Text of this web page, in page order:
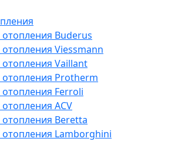
Buderus
Viessmann
Vaillant
Protherm
Ferroli
ACV
Beretta
Lamborghini